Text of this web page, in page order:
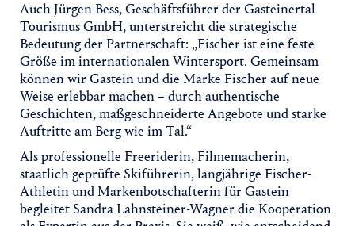
Auch Jürgen Bess, Geschäftsführer der Gasteinertal
Tourismus GmbH, unterstreicht die strategische
Bedeutung der Partnerschaft: „Fischer ist eine feste
Größe im internationalen Wintersport. Gemeinsam
können wir Gastein und die Marke Fischer auf neue
Weise erlebbar machen – durch authentische
Geschichten, maßgeschneiderte Angebote und starke
Auftritte am Berg wie im Tal.“
Als professionelle Freeriderin, Filmemacherin,
staatlich geprüfte Skiführerin, langjährige Fischer-
Athletin und Markenbotschafterin für Gastein
begleitet Sandra Lahnsteiner-Wagner die Kooperation